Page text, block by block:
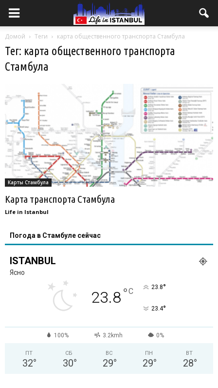
Домой Теги карта общественного транспорта Стамбула
Тег: карта общественного транспорта
Стамбула
Карты Стамбула
Карта транспорта Стамбула
Life in Istanbul
Погода в Стамбуле сейчас
ISTANBUL
Ясно
23.8°C 23.8°
23.4°
100% 3.2kmh 0%
ПТ
32°
СБ
30°
ВС
29°
ПН
29°
ВТ
28°